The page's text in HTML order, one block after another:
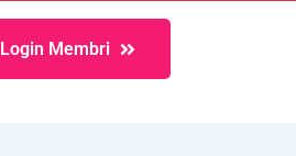
Login Membri